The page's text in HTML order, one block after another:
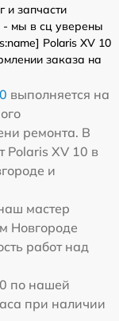
и запчасти
- мы в сц уверены
Polaris XV 10
заказа на
выполняется на
ремонта. В
Polaris XV 10 в
и
мастер
Новгороде
работ над
по нашей
при наличии